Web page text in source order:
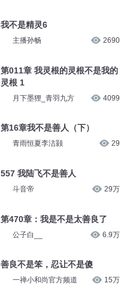
我不是精灵6
主播孙畅 2690
第011章 我灵根的灵根不是我的
灵根 1
月下墨狸_青羽九方 4099
第16章我不是善人（下）
青雨恒夏李洁颢 29
557 我陆飞不是善人
斗音帝 29万
第470章：我是不是太善良了
公子白__ 6.9万
善良不是笨，忍让不是傻
一禅小和尚官方频道 15万